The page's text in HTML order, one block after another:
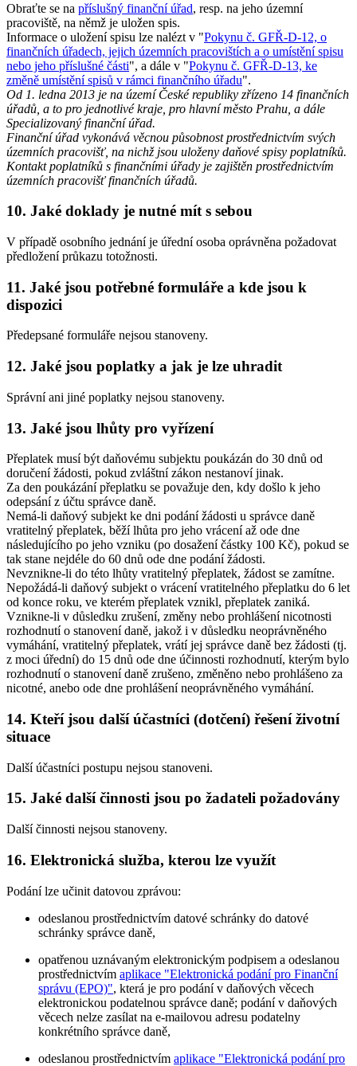
Obraťte se na příslušný finanční úřad, resp. na jeho územní
pracoviště, na němž je uložen spis.
Informace o uložení spisu lze nalézt v "Pokynu č. GFŘ-D-12, o
finančních úřadech, jejich územních pracovištích a o umístění spisu
nebo jeho příslušné části", a dále v "Pokynu č. GFŘ-D-13, ke
změně umístění spisů v rámci finančního úřadu".
Od 1. ledna 2013 je na území České republiky zřízeno 14 finančních
úřadů, a to pro jednotlivé kraje, pro hlavní město Prahu, a dále
Specializovaný finanční úřad.
Finanční úřad vykonává věcnou působnost prostřednictvím svých
územních pracovišť, na nichž jsou uloženy daňové spisy poplatníků.
Kontakt poplatníků s finančními úřady je zajištěn prostřednictvím
územních pracovišť finančních úřadů.
10. Jaké doklady je nutné mít s sebou
V případě osobního jednání je úřední osoba oprávněna požadovat
předložení průkazu totožnosti.
11. Jaké jsou potřebné formuláře a kde jsou k
dispozici
Předepsané formuláře nejsou stanoveny.
12. Jaké jsou poplatky a jak je lze uhradit
Správní ani jiné poplatky nejsou stanoveny.
13. Jaké jsou lhůty pro vyřízení
Přeplatek musí být daňovému subjektu poukázán do 30 dnů od
doručení žádosti, pokud zvláštní zákon nestanoví jinak.
Za den poukázání přeplatku se považuje den, kdy došlo k jeho
odepsání z účtu správce daně.
Nemá-li daňový subjekt ke dni podání žádosti u správce daně
vratitelný přeplatek, běží lhůta pro jeho vrácení až ode dne
následujícího po jeho vzniku (po dosažení částky 100 Kč), pokud se
tak stane nejdéle do 60 dnů ode dne podání žádosti.
Nevznikne-li do této lhůty vratitelný přeplatek, žádost se zamítne.
Nepožádá-li daňový subjekt o vrácení vratitelného přeplatku do 6 let
od konce roku, ve kterém přeplatek vznikl, přeplatek zaniká.
Vznikne-li v důsledku zrušení, změny nebo prohlášení nicotnosti
rozhodnutí o stanovení daně, jakož i v důsledku neoprávněného
vymáhání, vratitelný přeplatek, vrátí jej správce daně bez žádosti (tj.
z moci úřední) do 15 dnů ode dne účinnosti rozhodnutí, kterým bylo
rozhodnutí o stanovení daně zrušeno, změněno nebo prohlášeno za
nicotné, anebo ode dne prohlášení neoprávněného vymáhání.
14. Kteří jsou další účastníci (dotčení) řešení životní
situace
Další účastníci postupu nejsou stanoveni.
15. Jaké další činnosti jsou po žadateli požadovány
Další činnosti nejsou stanoveny.
16. Elektronická služba, kterou lze využít
Podání lze učinit datovou zprávou:
odeslanou prostřednictvím datové schránky do datové
schránky správce daně,
opatřenou uznávaným elektronickým podpisem a odeslanou
prostřednictvím aplikace "Elektronická podání pro Finanční
správu (EPO)", která je pro podání v daňových věcech
elektronickou podatelnou správce daně; podání v daňových
věcech nelze zasílat na e-mailovou adresu podatelny
konkrétního správce daně,
odeslanou prostřednictvím aplikace "Elektronická podání pro